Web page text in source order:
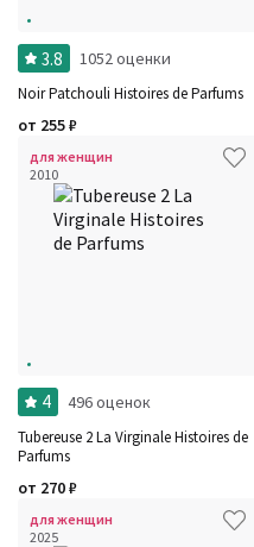
3.8 1052 оценки
Noir Patchouli Histoires de Parfums
от 255₽
для женщин
2010
4 496 оценок
Tubereuse 2 La Virginale Histoires de
Parfums
от 270₽
для женщин
2025